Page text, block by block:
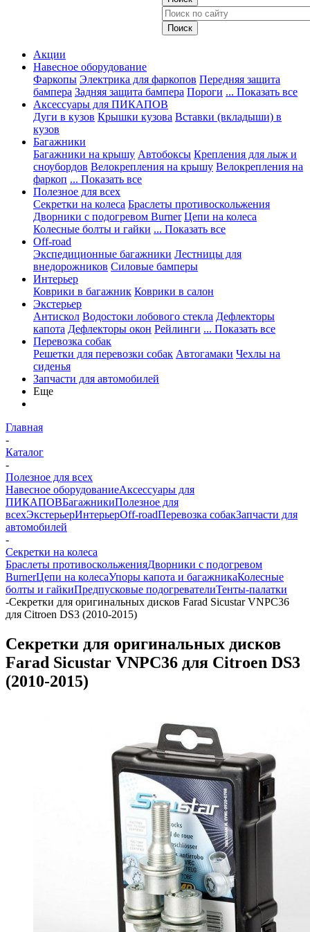
Акции
Навесное оборудование
Фаркопы Электрика для фаркопов Передняя защита
бампера Задняя защита бампера Пороги ... Показать все
Аксессуары для ПИКАПОВ
Дуги в кузов Крышки кузова Вставки (вкладыши) в
кузов
Багажники
Багажники на крышу Автобоксы Крепления для лыж и
сноубордов Велокрепления на крышу Велокрепления на
фаркоп ... Показать все
Полезное для всех
Секретки на колеса Браслеты противоскольжения
Дворники с подогревом Burner Цепи на колеса
Колесные болты и гайки ... Показать все
Off-road
Экспедиционные багажники Лестницы для
внедорожников Силовые бамперы
Интерьер
Коврики в багажник Коврики в салон
Экстерьер
Антискол Водостоки лобового стекла Дефлекторы
капота Дефлекторы окон Рейлинги ... Показать все
Перевозка собак
Решетки для перевозки собак Автогамаки Чехлы на
сиденья
Запчасти для автомобилей
Еще
Главная
-
Каталог
-
Полезное для всех
Навесное оборудованиеАксессуары для
ПИКАПОВБагажникиПолезное для
всехЭкстерьерИнтерьерOff-roadПеревозка собакЗапчасти для
автомобилей
-
Секретки на колеса
Браслеты противоскольженияДворники с подогревом
BurnerЦепи на колесаУпоры капота и багажникаКолесные
болты и гайкиПредпусковые подогревателиТенты-палатки
-Секретки для оригинальных дисков Farad Sicustar VNPC36
для Citroen DS3 (2010-2015)
Секретки для оригинальных дисков
Farad Sicustar VNPC36 для Citroen DS3
(2010-2015)